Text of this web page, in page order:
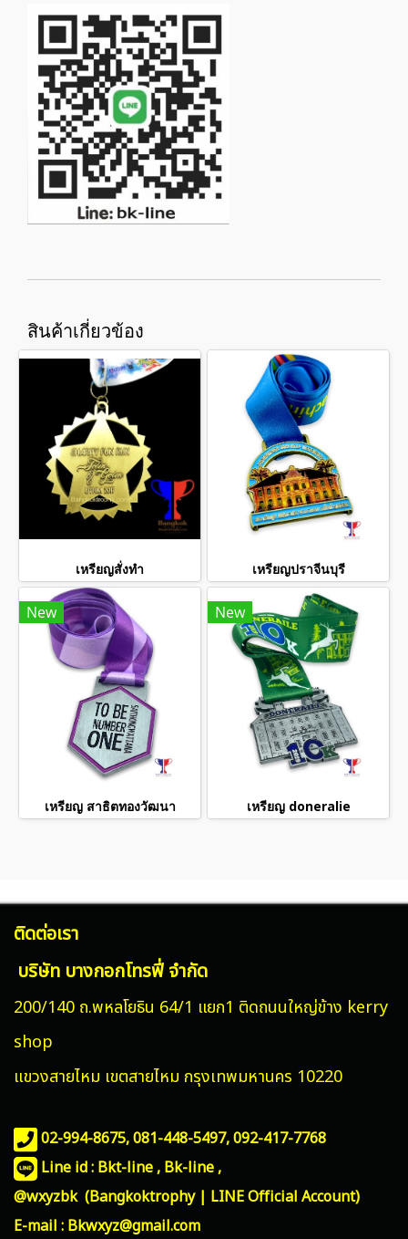
สินค้าเกี่ยวข้อง
เหรียญสั่งทำ เหรียญปราจีนบุรี
New
เหรียญ สาธิตทองวัฒนา
New
เหรียญ doneralie
ติดต่อเรา
บริษัท บางกอกโทรฟี่ จำกัด
200/140 ถ.พหลโยธิน 64/1 แยก1 ติดถนนใหญ่ข้าง kerry
shop
แขวงสายไหม เขตสายไหม กรุงเทพมหานคร 10220
02-994-8675, 081-448-5497,092-417-7768
Line id : Bkt-line , Bk-line ,
@wxyzbk (Bangkoktrophy | LINE Official Account)
E-mail : Bkwxyz@gmail.com